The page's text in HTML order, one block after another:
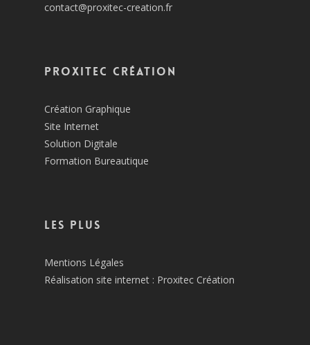
contact@proxitec-creation.fr
Proxitec Création
Création Graphique
Site Internet
Solution Digitale
Formation Bureautique
Les plus
Mentions Légales
Réalisation site internet : Proxitec Création